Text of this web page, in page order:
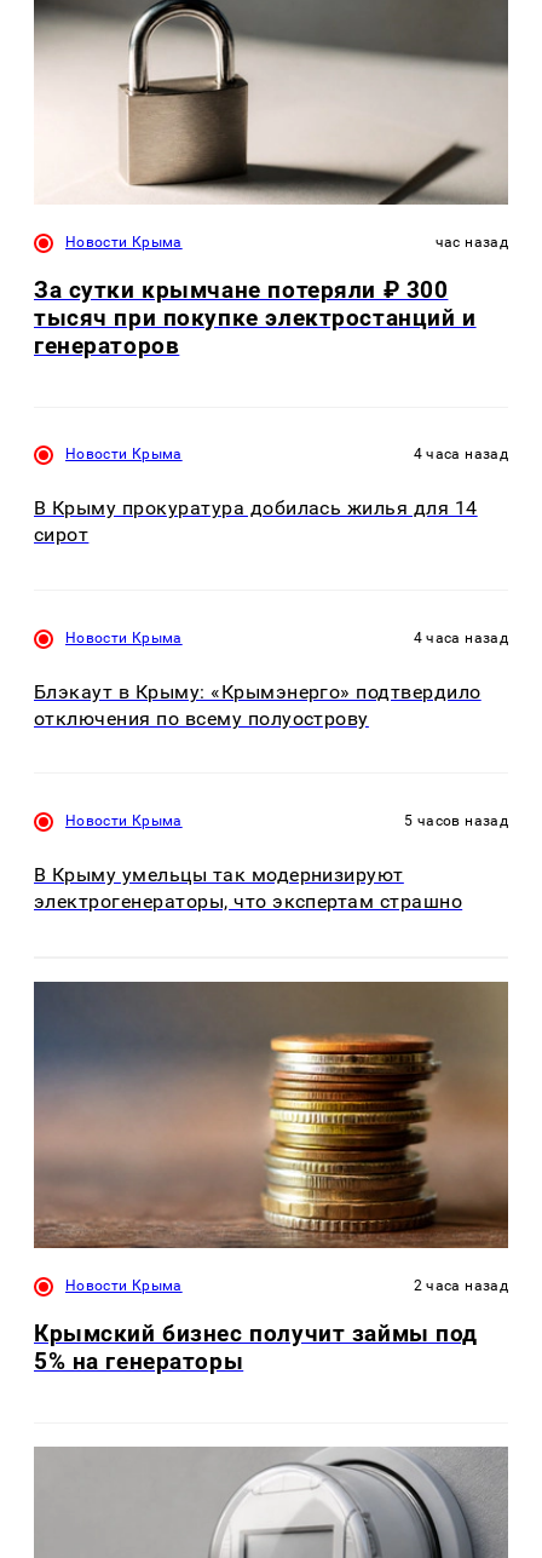
Новости Крыма час назад
За сутки крымчане потеряли ₽ 300
тысяч при покупке электростанций и
генераторов
Новости Крыма 4 часа назад
В Крыму прокуратура добилась жилья для 14
сирот
Новости Крыма 4 часа назад
Блэкаут в Крыму: «Крымэнерго» подтвердило
отключения по всему полуострову
Новости Крыма 5 часов назад
В Крыму умельцы так модернизируют
электрогенераторы, что экспертам страшно
Новости Крыма 2 часа назад
Крымский бизнес получит займы под
5% на генераторы